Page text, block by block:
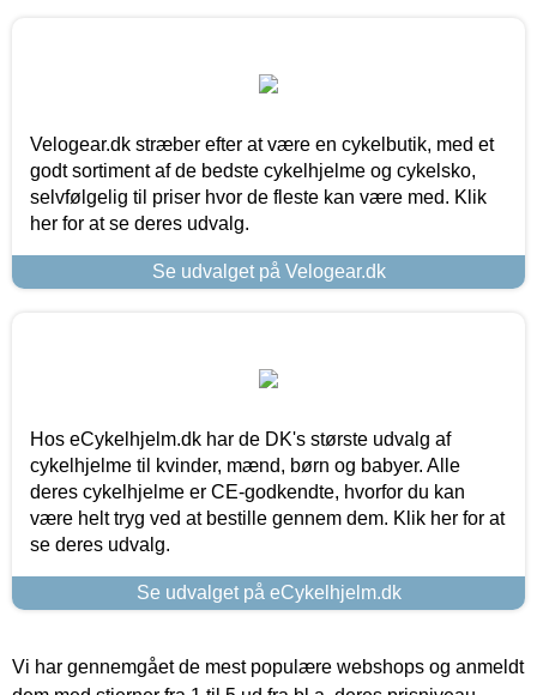
Velogear.dk stræber efter at være en cykelbutik, med et
godt sortiment af de bedste cykelhjelme og cykelsko,
selvfølgelig til priser hvor de fleste kan være med. Klik
her for at se deres udvalg.
Se udvalget på Velogear.dk
Hos eCykelhjelm.dk har de DK's største udvalg af
cykelhjelme til kvinder, mænd, børn og babyer. Alle
deres cykelhjelme er CE-godkendte, hvorfor du kan
være helt tryg ved at bestille gennem dem. Klik her for at
se deres udvalg.
Se udvalget på eCykelhjelm.dk
Vi har gennemgået de mest populære webshops og anmeldt